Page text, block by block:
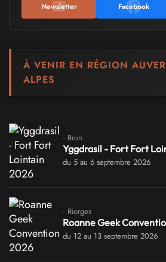
Newsletter Facebook
À VENIR EN RÉGION
ALPES
· Bron
Yggdrasil - Fort Fort
du 5 au 6 septembre 2026
· Riorges
Roanne Geek
du 12 au 13 septembre 2026